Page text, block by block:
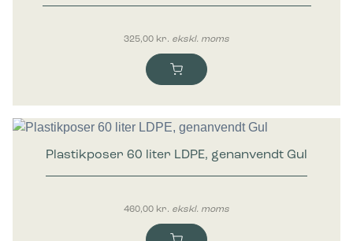
325,00 kr. ekskl. moms
Plastikposer 60 liter LDPE, genanvendt Gul
460,00 kr. ekskl. moms